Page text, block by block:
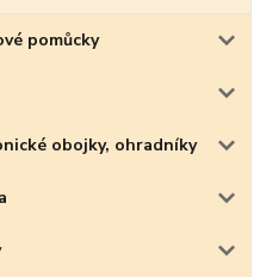
pomůcky
obojky, ohradníky